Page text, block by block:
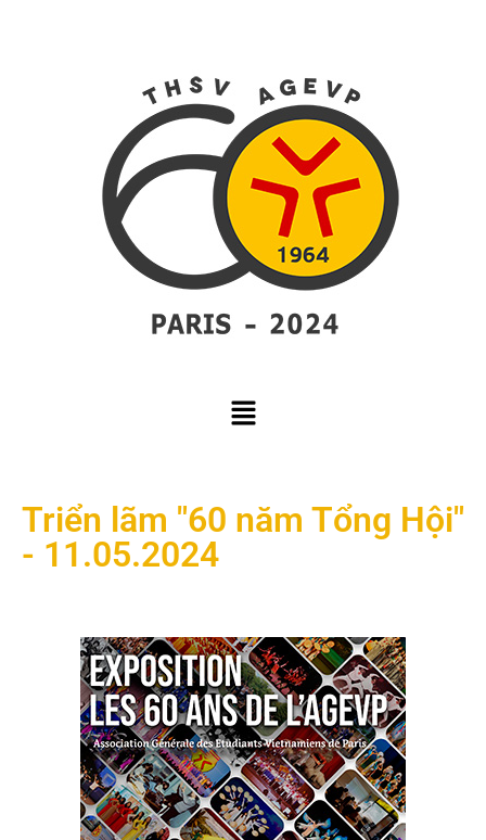
Triển lãm "60 năm Tổng Hội"
- 11.05.2024